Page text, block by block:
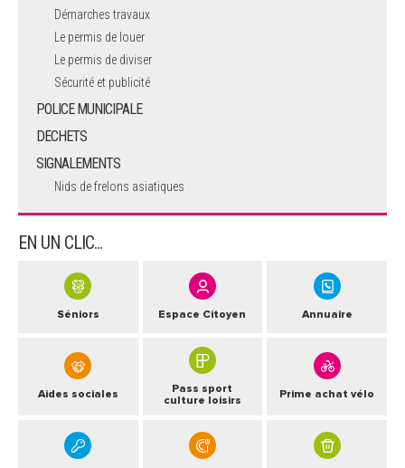
Démarches travaux
Le permis de louer
Le permis de diviser
Sécurité et publicité
POLICE MUNICIPALE
DECHETS
SIGNALEMENTS
Nids de frelons asiatiques
EN UN CLIC...
Séniors Espace Citoyen Annuaire
Aides sociales
Pass sport
culture loisirs
Prime achat vélo